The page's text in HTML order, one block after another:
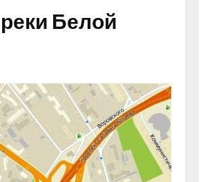
Белой